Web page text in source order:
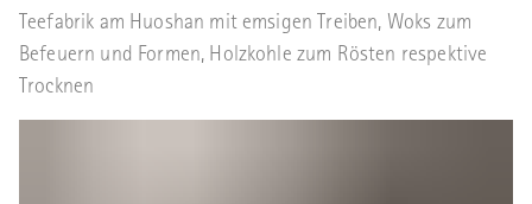
Teefabrik am Huoshan mit emsigen Treiben, Woks zum
Befeuern und Formen, Holzkohle zum Rösten respektive
Trocknen